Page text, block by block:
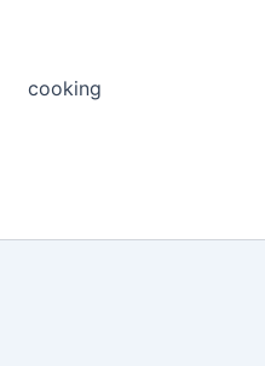
cooking